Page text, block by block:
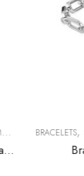
Bague solitaire avec émeraude et diamants
BRACELETS,